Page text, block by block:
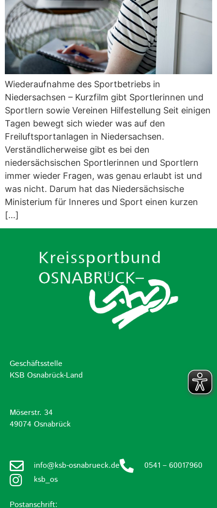
Wiederaufnahme des Sportbetriebs in
Niedersachsen – Kurzfilm gibt Sportlerinnen und
Sportlern sowie Vereinen Hilfestellung Seit einigen
Tagen bewegt sich wieder was auf den
Freiluftsportanlagen in Niedersachsen.
Verständlicherweise gibt es bei den
niedersächsischen Sportlerinnen und Sportlern
immer wieder Fragen, was genau erlaubt ist und
was nicht. Darum hat das Niedersächsische
Ministerium für Inneres und Sport einen kurzen
[…]
Geschäftsstelle
KSB Osnabrück-Land
Möserstr. 34
49074 Osnabrück
info@ksb-osnabrueck.de
0541 – 60017960
ksb_os
Postanschrift: